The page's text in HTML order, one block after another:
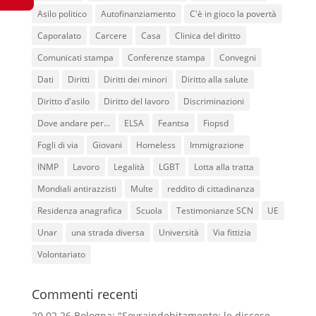
Asilo politico
Autofinanziamento
C'è in gioco la povertà
Caporalato
Carcere Casa
Clinica del diritto
Comunicati stampa
Conferenze stampa
Convegni
Dati
Diritti Diritti dei minori
Diritto alla salute
Diritto d'asilo
Diritto del lavoro
Discriminazioni
Dove andare per...
ELSA Feantsa
Fiopsd
Fogli di via
Giovani Homeless
Immigrazione
INMP
Lavoro Legalità LGBT
Lotta alla tratta
Mondiali antirazzisti
Multe
reddito di cittadinanza
Residenza anagrafica
Scuola Testimonianze SCN
UE
Unar
una strada diversa Università
Via fittizia
Volontariato
Commenti recenti